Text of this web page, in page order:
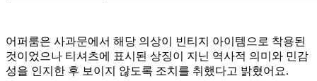
어퍼룸은 사과문에서 해당 의상이 빈티지 아이템으로 착용된
것이었으나 티셔츠에 표시된 상징이 지닌 역사적 의미와 민감
성을 인지한 후 보이지 않도록 조치를 취했다고 밝혔어요.